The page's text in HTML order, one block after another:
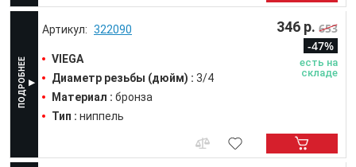
322090
VIEGA
Диаметр резьбы (дюйм) : 3/4
Материал : бронза
Тип : ниппель
346 р. 653
-47%
есть на
складе